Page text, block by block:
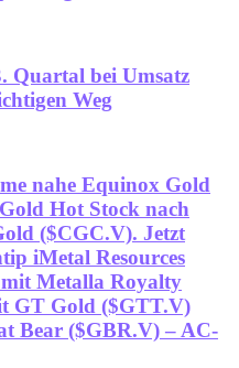
Quartal bei Umsatz
Weg
nahe Equinox Gold
Hot Stock nach
($CGC.V). Jetzt
iMetal Resources
Metalla Royalty
GT Gold ($GTT.V)
Bear ($GBR.V) – AC-